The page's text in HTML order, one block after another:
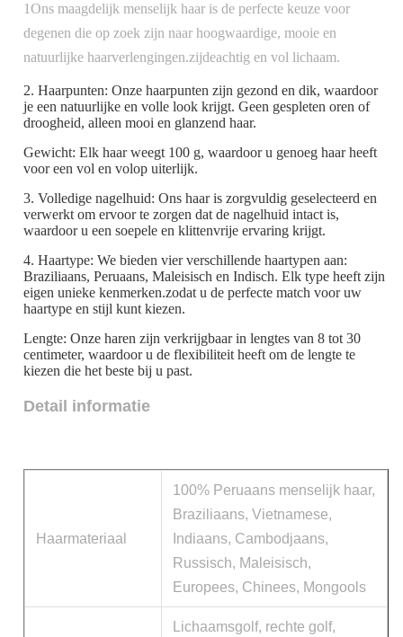
1Ons maagdelijk menselijk haar is de perfecte keuze voor
degenen die op zoek zijn naar hoogwaardige, mooie en
natuurlijke haarverlengingen.zijdeachtig en vol lichaam.
2. Haarpunten: Onze haarpunten zijn gezond en dik, waardoor
je een natuurlijke en volle look krijgt. Geen gespleten oren of
droogheid, alleen mooi en glanzend haar.
Gewicht: Elk haar weegt 100 g, waardoor u genoeg haar heeft
voor een vol en volop uiterlijk.
3. Volledige nagelhuid: Ons haar is zorgvuldig geselecteerd en
verwerkt om ervoor te zorgen dat de nagelhuid intact is,
waardoor u een soepele en klittenvrije ervaring krijgt.
4. Haartype: We bieden vier verschillende haartypen aan:
Braziliaans, Peruaans, Maleisisch en Indisch. Elk type heeft zijn
eigen unieke kenmerken.zodat u de perfecte match voor uw
haartype en stijl kunt kiezen.
Lengte: Onze haren zijn verkrijgbaar in lengtes van 8 tot 30
centimeter, waardoor u de flexibiliteit heeft om de lengte te
kiezen die het beste bij u past.
Detail informatie
Haarmateriaal
100% Peruaans menselijk haar,
Braziliaans, Vietnamese,
Indiaans, Cambodjaans,
Russisch, Maleisisch,
Europees, Chinees, Mongools
Lichaamsgolf, rechte golf,